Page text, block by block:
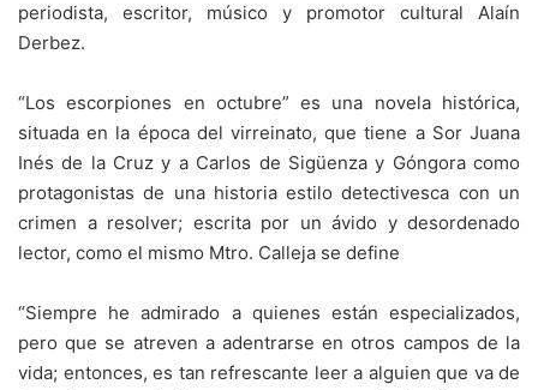
periodista, escritor, músico y promotor cultural Alaín
Derbez.
“Los escorpiones en octubre” es una novela histórica,
situada en la época del virreinato, que tiene a Sor Juana
Inés de la Cruz y a Carlos de Sigüenza y Góngora como
protagonistas de una historia estilo detectivesca con un
crimen a resolver; escrita por un ávido y desordenado
lector, como el mismo Mtro. Calleja se define
“Siempre he admirado a quienes están especializados,
pero que se atreven a adentrarse en otros campos de la
vida; entonces, es tan refrescante leer a alguien que va de